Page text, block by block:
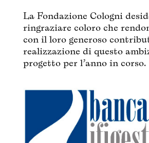
La Fondazione Cologni
ringraziare coloro che
con il loro generoso
realizzazione di questo
progetto per l’anno in corso.